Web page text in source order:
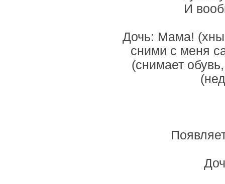
И
Дочь: Мама!
сними с меня
(снимает